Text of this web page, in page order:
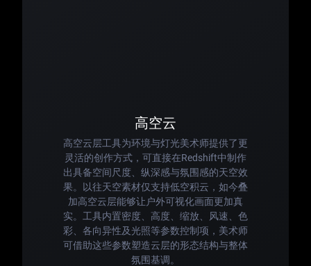
高空云
高空云层工具为环境与灯光美术师提供了更
灵活的创作方式，可直接在Redshift中制作
出具备空间尺度、纵深感与氛围感的天空效
果。以往天空素材仅支持低空积云，如今叠
加高空云层能够让户外可视化画面更加真
实。工具内置密度、高度、缩放、风速、色
彩、各向异性及光照等参数控制项，美术师
可借助这些参数塑造云层的形态结构与整体
氛围基调。